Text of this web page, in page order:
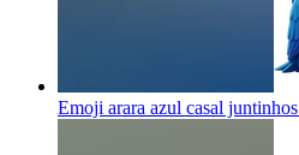
Emoji arara azul casal juntinhos